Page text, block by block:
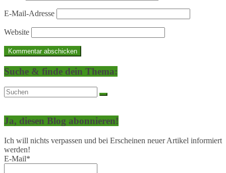
E-Mail-Adresse
Website
Suche & finde dein Thema:
Ja, diesen Blog abonnieren!
Ich will nichts verpassen und bei Erscheinen neuer Artikel informiert
werden!
E-Mail*